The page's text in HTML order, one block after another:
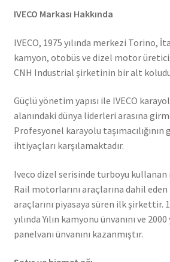
IVECO Markası Hakkında
IVECO, 1975 yılında merkezi Torino,
kamyon, otobüs ve dizel motor
CNH Industrial şirketinin bir alt
Güçlü yönetim yapısı ile IVECO
alanındaki dünya liderleri arasına
Profesyonel karayolu
ihtiyaçları karşılamaktadır.
Iveco dizel serisinde turboyu
Rail motorlarını araçlarına dahil
araçlarını piyasaya süren ilk şirkettir.
yılında Yılın kamyonu ünvanını ve 2000
panelvanı ünvanını kazanmıştır.